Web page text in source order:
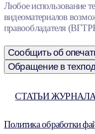
Любое использование
видеоматериалов
правообладателя
Сообщить об
Обращение в
СТАТЬИ ЖУРНАЛА
Политика обработки